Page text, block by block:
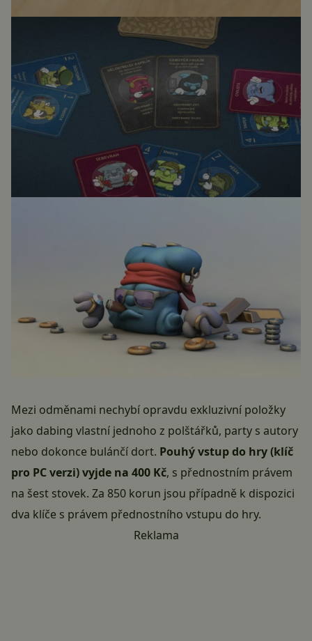
Mezi odměnami nechybí opravdu exkluzivní položky
jako dabing vlastní jednoho z polštářků, party s autory
nebo dokonce bulánčí dort. Pouhý vstup do hry (klíč
pro PC verzi) vyjde na 400 Kč, s přednostním právem
na šest stovek. Za 850 korun jsou případně k dispozici
dva klíče s právem přednostního vstupu do hry.
Reklama